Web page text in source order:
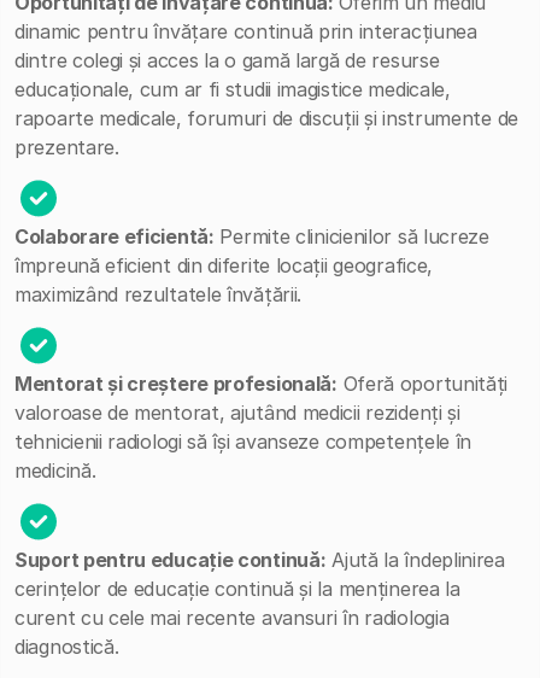
dinamic pentru învățare continuă prin interacțiunea
dintre colegi și acces la o gamă largă de resurse
educaționale, cum ar fi studii imagistice medicale,
rapoarte medicale, forumuri de discuții și instrumente de
prezentare.
Colaborare eficientă: Permite clinicienilor să lucreze
împreună eficient din diferite locații geografice,
maximizând rezultatele învățării.
Mentorat și creștere profesională: Oferă oportunități
valoroase de mentorat, ajutând medicii rezidenți și
tehnicienii radiologi să își avanseze competențele în
medicină.
Suport pentru educație continuă: Ajută la îndeplinirea
cerințelor de educație continuă și la menținerea la
curent cu cele mai recente avansuri în radiologia
diagnostică.